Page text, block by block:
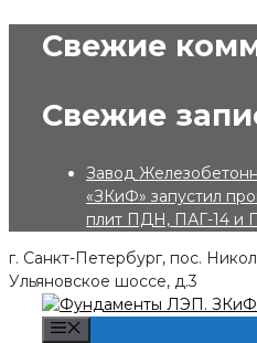
Свежие
Свежие
Завод
«ЗКиФ» запустил
плит ПДН, ПАГ-14 и
г. Санкт-Петербург, пос.
Ульяновское шоссе, д.3